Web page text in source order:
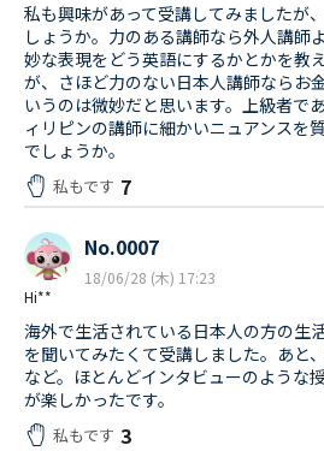
私も興味があって受講してみましたが
しょうか。力のある講師なら外人講師
妙な表現をどう英語にするかとかを教
が、さほど力のない日本人講師ならお
いうのは微妙だと思います。上級者で
ィリピンの講師に細かいニュアンスを
でしょうか。
私もです 7
Hi**
No.0007
18/06/28 (木) 17:23
海外で生活されている日本人の方の生
を聞いてみたくて受講しました。あと
など。ほとんどインタビューのような
が楽しかったです。
私もです 3